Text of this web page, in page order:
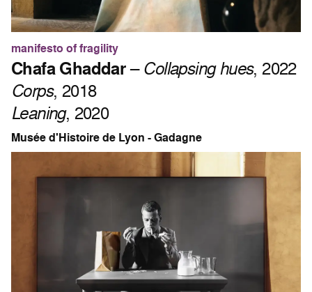
manifesto of fragility
Chafa Ghaddar–Collapsing hues, 2022
Corps, 2018
Leaning, 2020
Musée d'Histoire de Lyon - Gadagne